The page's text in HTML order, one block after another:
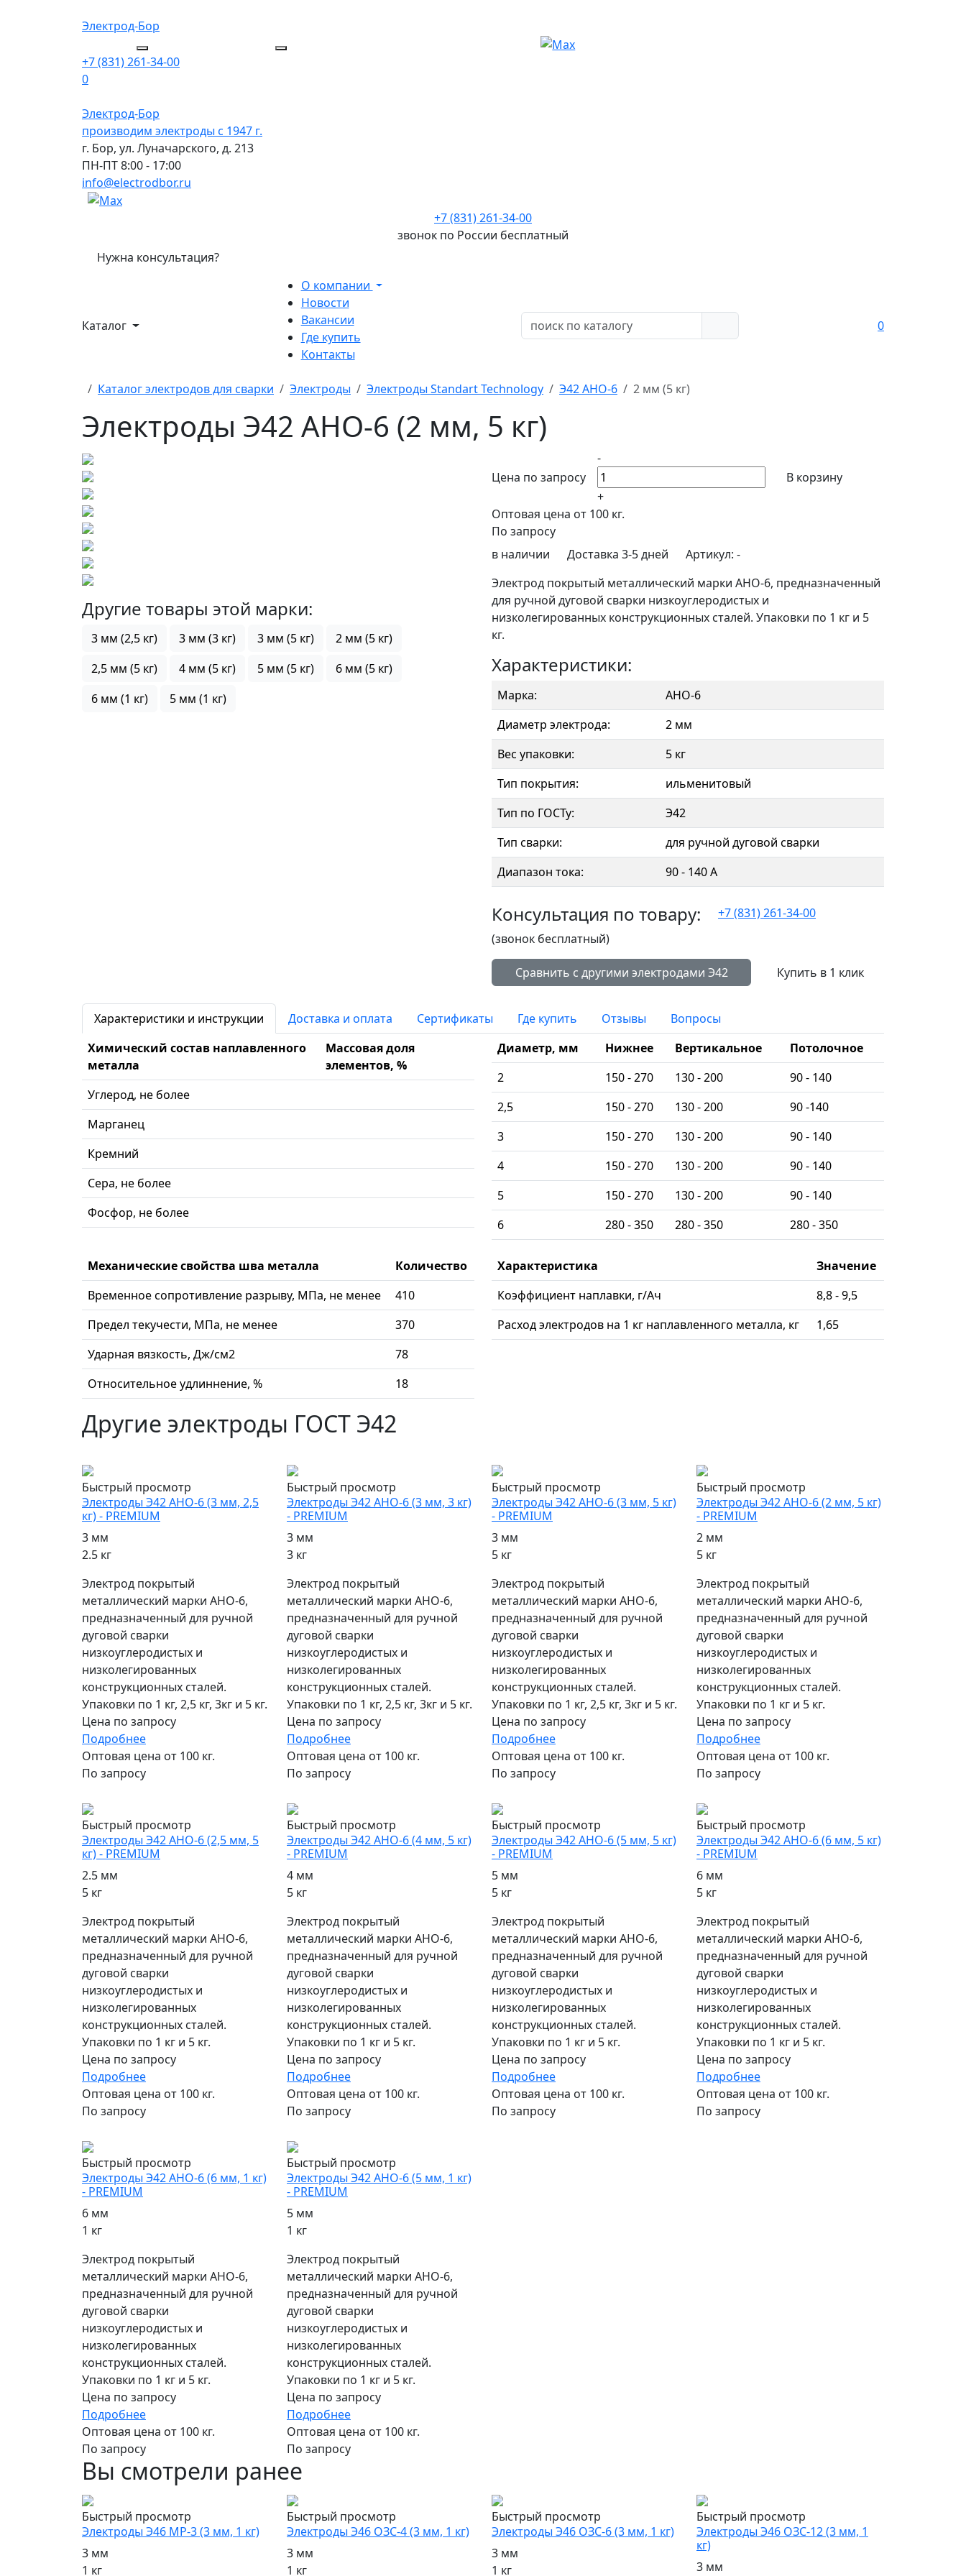
Электрод-Бор
+7 (831) 261-34-00
0
Электрод-Бор
производим электроды с 1947 г.
г. Бор, ул. Луначарского, д. 213
ПН-ПТ 8:00 - 17:00
info@electrodbor.ru
+7 (831) 261-34-00
звонок по России бесплатный
Нужна консультация?
Каталог
О компании
Новости
Вакансии
Где купить
Контакты
0
Каталог электродов для сварки Электроды Электроды Standart Technology Э42 АНО-6 2 мм (5 кг)
Электроды Э42 АНО-6 (2 мм, 5 кг)
Другие товары этой марки:
3 мм (2,5 кг) 3 мм (3 кг) 3 мм (5 кг)
2 мм (5 кг)
2,5 мм (5 кг)
4 мм (5 кг) 5 мм (5 кг)
6 мм (5 кг)
6 мм (1 кг)
5 мм (1 кг)
Цена по запросу
-
+
В корзину
Оптовая цена от 100 кг.
По запросу
в наличии
Доставка 3-5 дней Артикул: -
Электрод покрытый металлический марки АНО-6, предназначенный
для ручной дуговой сварки низкоуглеродистых и
низколегированных конструкционных сталей. Упаковки по 1 кг и 5
кг.
Характеристики:
Марка:
АНО-6
Диаметр электрода:
2 мм
Вес упаковки:
5 кг
Тип покрытия:
ильменитовый
Тип по ГОСТу:
Э42
Тип сварки:
для ручной дуговой сварки
Диапазон тока:
90 - 140 А
Консультация по товару:
+7 (831) 261-34-00
(звонок бесплатный)
Сравнить с другими электродами Э42 Купить в 1 клик
Характеристики и инструкции Доставка и оплата Сертификаты Где купить Отзывы
Вопросы
Химический состав наплавленного
металла
Массовая доля
элементов, %
Углерод, не более
Марганец
Кремний
Сера, не более
Фосфор, не более
Диаметр, мм Нижнее Вертикальное
Потолочное
2
150 - 270 130 - 200
90 - 140
2,5
150 - 270 130 - 200
90 -140
3
150 - 270 130 - 200
90 - 140
4
150 - 270 130 - 200
90 - 140
5
150 - 270 130 - 200
90 - 140
6
280 - 350 280 - 350 280 - 350
Механические свойства шва металла
Количество
Временное сопротивление разрыву, МПа, не менее
410
Предел текучести, МПа, не менее
370
Ударная вязкость, Дж/см2
78
Относительное удлиннение, %
18
Характеристика
Значение
Коэффициент наплавки, г/Ач
8,8 - 9,5
Расход электродов на 1 кг наплавленного металла, кг
1,65
Другие электроды ГОСТ Э42
Быстрый просмотр
Электроды Э42 АНО-6 (3 мм, 2,5
кг) - PREMIUM
3 мм
2.5 кг
Электрод покрытый
металлический марки АНО-6,
предназначенный для ручной
дуговой сварки
низкоуглеродистых и
низколегированных
конструкционных сталей.
Упаковки по 1 кг, 2,5 кг, 3кг и 5 кг.
Цена по запросу
Подробнее
Оптовая цена от 100 кг.
По запросу
Быстрый просмотр
Электроды Э42 АНО-6 (3 мм, 3 кг)
- PREMIUM
3 мм
3 кг
Электрод покрытый
металлический марки АНО-6,
предназначенный для ручной
дуговой сварки
низкоуглеродистых и
низколегированных
конструкционных сталей.
Упаковки по 1 кг, 2,5 кг, 3кг и 5 кг.
Цена по запросу
Подробнее
Оптовая цена от 100 кг.
По запросу
Быстрый просмотр
Электроды Э42 АНО-6 (3 мм, 5 кг)
- PREMIUM
3 мм
5 кг
Электрод покрытый
металлический марки АНО-6,
предназначенный для ручной
дуговой сварки
низкоуглеродистых и
низколегированных
конструкционных сталей.
Упаковки по 1 кг, 2,5 кг, 3кг и 5 кг.
Цена по запросу
Подробнее
Оптовая цена от 100 кг.
По запросу
Быстрый просмотр
Электроды Э42 АНО-6 (2 мм, 5 кг)
- PREMIUM
2 мм
5 кг
Электрод покрытый
металлический марки АНО-6,
предназначенный для ручной
дуговой сварки
низкоуглеродистых и
низколегированных
конструкционных сталей.
Упаковки по 1 кг и 5 кг.
Цена по запросу
Подробнее
Оптовая цена от 100 кг.
По запросу
Быстрый просмотр
Электроды Э42 АНО-6 (2,5 мм, 5
кг) - PREMIUM
2.5 мм
5 кг
Электрод покрытый
металлический марки АНО-6,
предназначенный для ручной
дуговой сварки
низкоуглеродистых и
низколегированных
конструкционных сталей.
Упаковки по 1 кг и 5 кг.
Цена по запросу
Подробнее
Оптовая цена от 100 кг.
По запросу
Быстрый просмотр
Электроды Э42 АНО-6 (4 мм, 5 кг)
- PREMIUM
4 мм
5 кг
Электрод покрытый
металлический марки АНО-6,
предназначенный для ручной
дуговой сварки
низкоуглеродистых и
низколегированных
конструкционных сталей.
Упаковки по 1 кг и 5 кг.
Цена по запросу
Подробнее
Оптовая цена от 100 кг.
По запросу
Быстрый просмотр
Электроды Э42 АНО-6 (5 мм, 5 кг)
- PREMIUM
5 мм
5 кг
Электрод покрытый
металлический марки АНО-6,
предназначенный для ручной
дуговой сварки
низкоуглеродистых и
низколегированных
конструкционных сталей.
Упаковки по 1 кг и 5 кг.
Цена по запросу
Подробнее
Оптовая цена от 100 кг.
По запросу
Быстрый просмотр
Электроды Э42 АНО-6 (6 мм, 5 кг)
- PREMIUM
6 мм
5 кг
Электрод покрытый
металлический марки АНО-6,
предназначенный для ручной
дуговой сварки
низкоуглеродистых и
низколегированных
конструкционных сталей.
Упаковки по 1 кг и 5 кг.
Цена по запросу
Подробнее
Оптовая цена от 100 кг.
По запросу
Быстрый просмотр
Электроды Э42 АНО-6 (6 мм, 1 кг)
- PREMIUM
6 мм
1 кг
Электрод покрытый
металлический марки АНО-6,
предназначенный для ручной
дуговой сварки
низкоуглеродистых и
низколегированных
конструкционных сталей.
Упаковки по 1 кг и 5 кг.
Цена по запросу
Подробнее
Оптовая цена от 100 кг.
По запросу
Быстрый просмотр
Электроды Э42 АНО-6 (5 мм, 1 кг)
- PREMIUM
5 мм
1 кг
Электрод покрытый
металлический марки АНО-6,
предназначенный для ручной
дуговой сварки
низкоуглеродистых и
низколегированных
конструкционных сталей.
Упаковки по 1 кг и 5 кг.
Цена по запросу
Подробнее
Оптовая цена от 100 кг.
По запросу
Вы смотрели ранее
Быстрый просмотр
Электроды Э46 МР-3 (3 мм, 1 кг)
3 мм
1 кг
Быстрый просмотр
Электроды Э46 ОЗС-4 (3 мм, 1 кг)
3 мм
1 кг
Быстрый просмотр
Электроды Э46 ОЗС-6 (3 мм, 1 кг)
3 мм
1 кг
Быстрый просмотр
Электроды Э46 ОЗС-12 (3 мм, 1
кг)
3 мм